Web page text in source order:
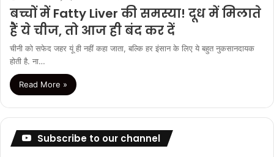
बच्चों में Fatty Liver की समस्या! दूध में मिलाते
हैं ये चीज, तो आज ही बंद कर दें
चीनी को सफेद जहर यूं ही नहीं कहा जाता, बल्कि हर इंसान के लिए ये बहुत नुकसानदायक
होती है. ना…
Read More »
Subscribe to our channel